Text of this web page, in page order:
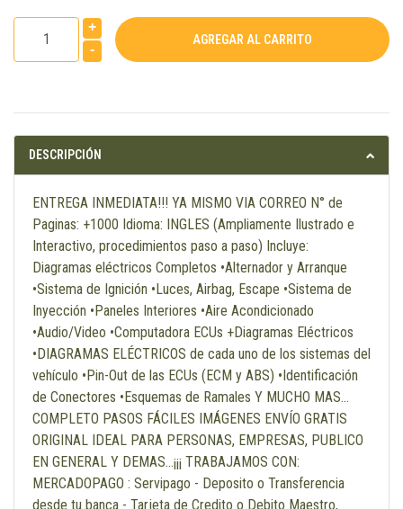
+
-
DESCRIPCIÓN
ENTREGA INMEDIATA!!! YA MISMO VIA CORREO N° de
Paginas: +1000 Idioma: INGLES (Ampliamente Ilustrado e
Interactivo, procedimientos paso a paso) Incluye:
Diagramas eléctricos Completos •Alternador y Arranque
•Sistema de Ignición •Luces, Airbag, Escape •Sistema de
Inyección •Paneles Interiores •Aire Acondicionado
•Audio/Video •Computadora ECUs +Diagramas Eléctricos
•DIAGRAMAS ELÉCTRICOS de cada uno de los sistemas del
vehículo •Pin-Out de las ECUs (ECM y ABS) •Identificación
de Conectores •Esquemas de Ramales Y MUCHO MAS...
COMPLETO PASOS FÁCILES IMÁGENES ENVÍO GRATIS
ORIGINAL IDEAL PARA PERSONAS, EMPRESAS, PUBLICO
EN GENERAL Y DEMAS...¡¡¡ TRABAJAMOS CON:
MERCADOPAGO : Servipago - Deposito o Transferencia
desde tu banca - Tarjeta de Credito o Debito Maestro,